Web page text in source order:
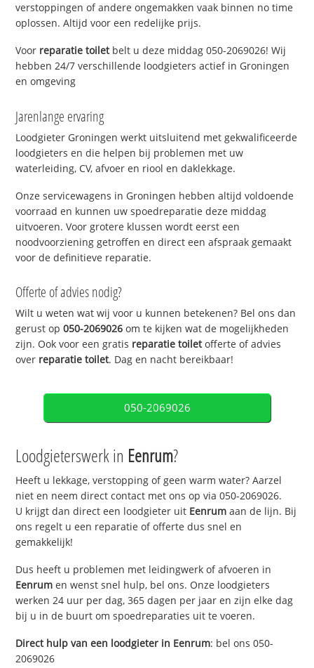
verstoppingen of andere ongemakken vaak binnen no time
oplossen. Altijd voor een redelijke prijs.
Voor reparatie toiletbelt u deze middag 050-2069026! Wij
hebben 24/7 verschillende loodgieters actief in Groningen
en omgeving
Jarenlange ervaring
Loodgieter Groningen werkt uitsluitend met gekwalificeerde
loodgieters en die helpen bij problemen met uw
waterleiding, CV, afvoer en riool en daklekkage.
Onze servicewagens in Groningen hebben altijd voldoende
voorraad en kunnen uw spoedreparatie deze middag
uitvoeren. Voor grotere klussen wordt eerst een
noodvoorziening getroffen en direct een afspraak gemaakt
voor de definitieve reparatie.
Offerte of advies nodig?
Wilt u weten wat wij voor u kunnen betekenen? Bel ons dan
gerust op050-2069026 om te kijken wat de mogelijkheden
zijn. Ook voor een gratis reparatie toiletofferte of advies
over reparatie toilet. Dag en nacht bereikbaar!
050-2069026
Loodgieterswerk in Eenrum?
Heeft u lekkage, verstopping of geen warm water? Aarzel
niet en neem direct contact met ons op via 050-2069026.
U krijgt dan direct een loodgieter uit Eenrum aan de lijn. Bij
ons regelt u een reparatie of offerte dus snel en
gemakkelijk!
Dus heeft u problemen met leidingwerk of afvoeren in
Eenrum en wenst snel hulp, bel ons. Onze loodgieters
werken 24 uur per dag, 365 dagen per jaar en zijn elke dag
bij u in de buurt om spoedreparaties uit te voeren.
Direct hulp van een loodgieter in Eenrum: bel ons 050-
2069026